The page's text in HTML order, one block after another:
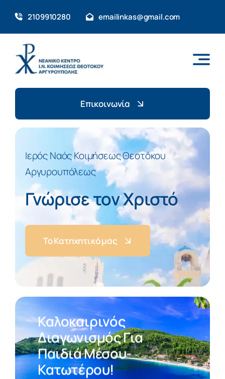
content
2109910280 emailinkas@gmail.com
Επικοινωνία
Ιερός Ναός Κοιμήσεως Θεοτόκου
Αργυρουπόλεως
Γνώρισε τον Χριστό
Το Κατηχητικό μας
Καλοκαιρινός
Διαγωνισμός Για
Παιδιά Μέσου-
Κατωτέρου!